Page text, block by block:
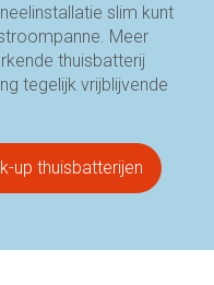
slim kunt
Meer
thuisbatterij
tegelijk vrijblijvende
up thuisbatterijen